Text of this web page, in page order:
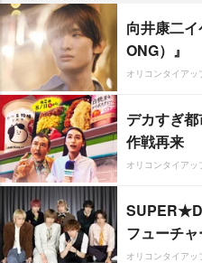
向井康二
ONG）』
オリコンタイアッ
デカすぎ
作戦再来
オリコンタイアッ
フューチャ
オリコンタイアッ